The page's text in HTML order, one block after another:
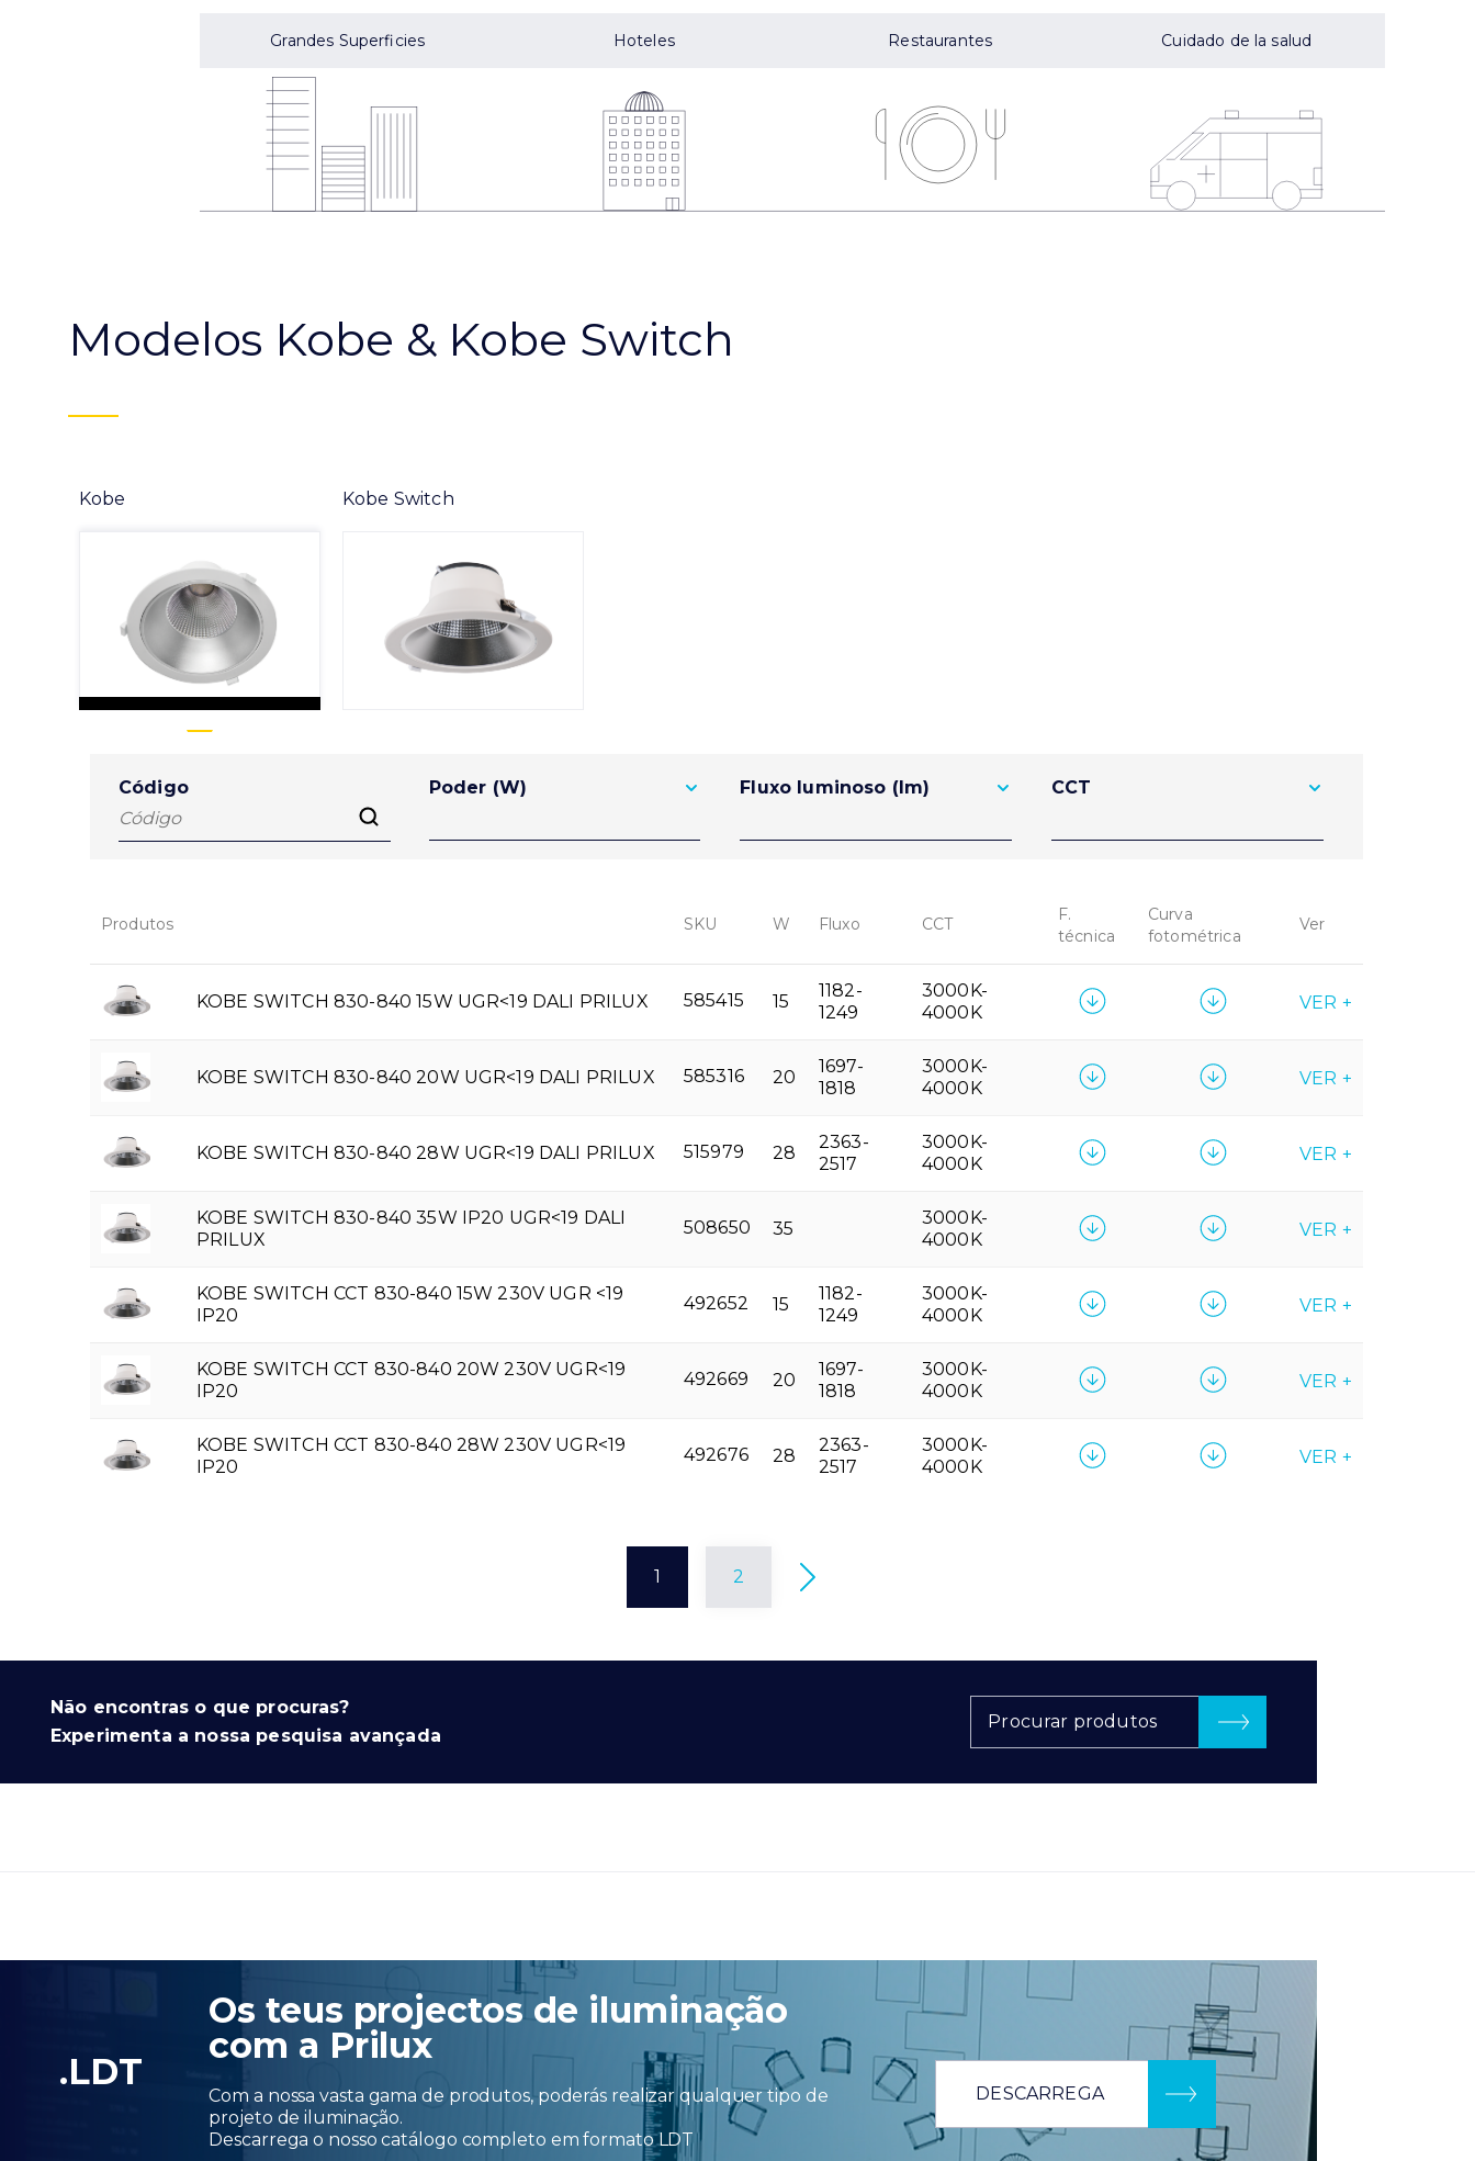
Grandes Superficies Hoteles Restaurantes Cuidado de la salud
Modelos Kobe & Kobe Switch
Kobe Kobe Switch
Código Poder (W) Fluxo luminoso (lm) CCT
Produtos SKU W Fluxo CCT
F.
técnica
Curva
fotométrica
Ver
KOBE SWITCH 830-840 15W UGR<19 DALI PRILUX 585415 15
1182-
1249
3000K-
4000K
VER +
KOBE SWITCH 830-840 20W UGR<19 DALI PRILUX 585316 20
1697-
1818
3000K-
4000K
VER +
KOBE SWITCH 830-840 28W UGR<19 DALI PRILUX 515979 28
2363-
2517
3000K-
4000K
VER +
KOBE SWITCH 830-840 35W IP20 UGR<19 DALI
PRILUX
508650 35
3000K-
4000K
VER +
KOBE SWITCH CCT 830-840 15W 230V UGR <19
IP20
492652 15
1182-
1249
3000K-
4000K
VER +
KOBE SWITCH CCT 830-840 20W 230V UGR<19
IP20
492669 20
1697-
1818
3000K-
4000K
VER +
KOBE SWITCH CCT 830-840 28W 230V UGR<19
IP20
492676 28
2363-
2517
3000K-
4000K
VER +
1 2
Não encontras o que procuras?
Experimenta a nossa pesquisa avançada
Procurar produtos
.LDT
Os teus projectos de iluminação
com a Prilux
Com a nossa vasta gama de produtos, poderás realizar qualquer tipo de
projeto de iluminação.
Descarrega o nosso catálogo completo em formato LDT
DESCARREGA